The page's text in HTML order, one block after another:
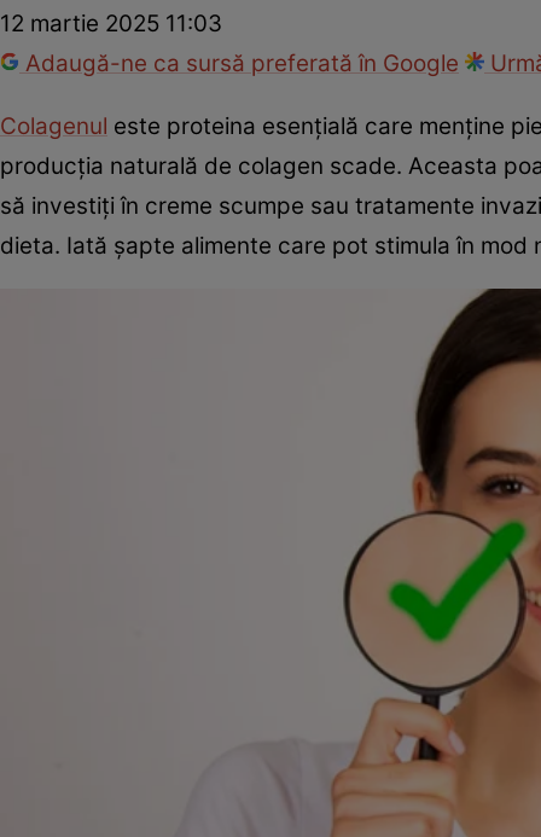
12 martie 2025 11:03
Adaugă-ne ca sursă preferată în Google
Colagenul este proteina esențială care menține
producția naturală de colagen scade. Aceasta
să investiți în creme scumpe sau tratamente
dieta. Iată șapte alimente care pot stimula în